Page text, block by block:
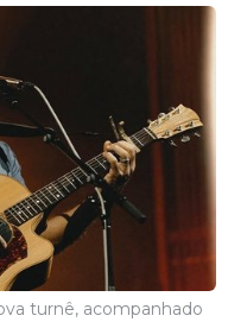
turnê, acompanhado